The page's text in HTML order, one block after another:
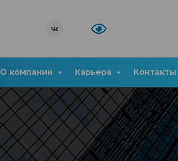
О компании Карьера Контакты